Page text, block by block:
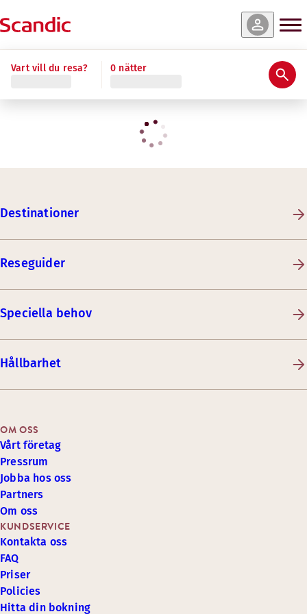
Vart vill du resa? 0 nätter
Destinationer
Reseguider
Speciella behov
Hållbarhet
KUNDSERVICE
Kontakta oss
FAQ
Priser
Policies
Hitta din bokning
OM OSS
Vårt företag
Pressrum
Jobba hos oss
Partners
Om oss